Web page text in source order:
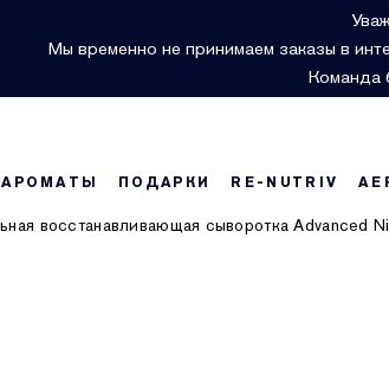
Мы временно не принимаем заказы в
Команда
АРОМАТЫ ПОДАРКИ RE-NUTRIV